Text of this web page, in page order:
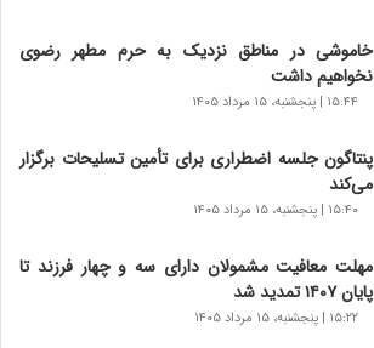
خاموشی در مناطق نزدیک به حرم مطهر رضوی
نخواهیم داشت
۱۵:۴۴ | پنجشنبه، ۱۵ مرداد ۱۴۰۵
پنتاگون جلسه اضطراری برای تأمین تسلیحات برگزار
می‌کند
۱۵:۴۰ | پنجشنبه، ۱۵ مرداد ۱۴۰۵
مهلت معافیت مشمولان دارای سه و چهار فرزند تا
پایان ۱۴۰۷ تمدید شد
۱۵:۲۲ | پنجشنبه، ۱۵ مرداد ۱۴۰۵